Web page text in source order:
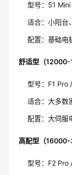
型号：S1 Mini
适合：小阳台
配置：基础电
舒适型（
型号：F1 Pro
适合：大多数
配置：大伺服
高配型（16000-
型号：F2